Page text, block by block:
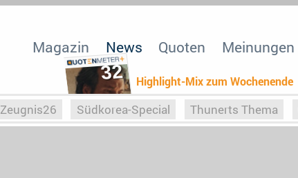
32 Highlight-Mix zum Wochenende
Magazin News Quoten Meinungen
Zeugnis26 Südkorea-Special Thunerts Thema